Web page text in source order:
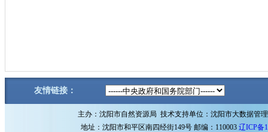
友情链接：
主办：沈阳市自然资源局 技术支持单位：沈阳市大数据管
地址：沈阳市和平区南四经街149号 邮编：110003 辽ICP备